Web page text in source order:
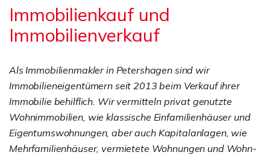
Immobilienkauf und
Immobilienverkauf
Als Immobilienmakler in Petershagen sind wir
Immobilieneigentümern seit 2013 beim Verkauf ihrer
Immobilie behilflich. Wir vermitteln privat genutzte
Wohnimmobilien, wie klassische Einfamilienhäuser und
Eigentumswohnungen, aber auch Kapitalanlagen, wie
Mehrfamilienhäuser, vermietete Wohnungen und Wohn-